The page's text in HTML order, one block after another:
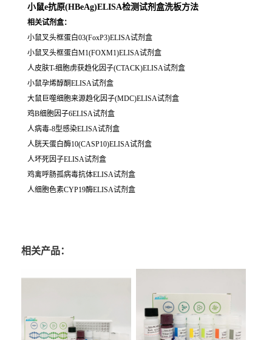
小鼠e抗原(HBeAg)ELISA检测试剂盒洗板方法
相关试剂盒：
小鼠叉头框蛋白03(FoxP3)ELISA试剂盒
小鼠叉头框蛋白M1(FOXM1)ELISA试剂盒
人皮肤T-细胞虏获趋化因子(CTACK)ELISA试剂盒
小鼠孕烯醇酮ELISA试剂盒
大鼠巨噬细胞来源趋化因子(MDC)ELISA试剂盒
鸡B细胞因子6ELISA试剂盒
人病毒-8型感染ELISA试剂盒
人胱天蛋白酶10(CASP10)ELISA试剂盒
人坏死因子ELISA试剂盒
鸡禽呼肠孤病毒抗体ELISA试剂盒
人细胞色素CYP19酶ELISA试剂盒
相关产品：